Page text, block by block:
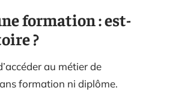
formation : est-
?
au métier de
formation ni diplôme.